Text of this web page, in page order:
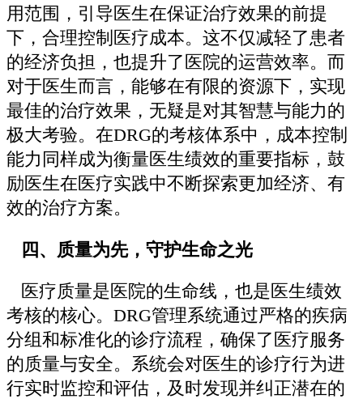
用范围，引导医生在保证治疗效果的前提
下，合理控制医疗成本。这不仅减轻了患者
的经济负担，也提升了医院的运营效率。而
对于医生而言，能够在有限的资源下，实现
最佳的治疗效果，无疑是对其智慧与能力的
极大考验。在DRG的考核体系中，成本控制
能力同样成为衡量医生绩效的重要指标，鼓
励医生在医疗实践中不断探索更加经济、有
效的治疗方案。
四、质量为先，守护生命之光
医疗质量是医院的生命线，也是医生绩效
考核的核心。DRG管理系统通过严格的疾病
分组和标准化的诊疗流程，确保了医疗服务
的质量与安全。系统会对医生的诊疗行为进
行实时监控和评估，及时发现并纠正潜在的